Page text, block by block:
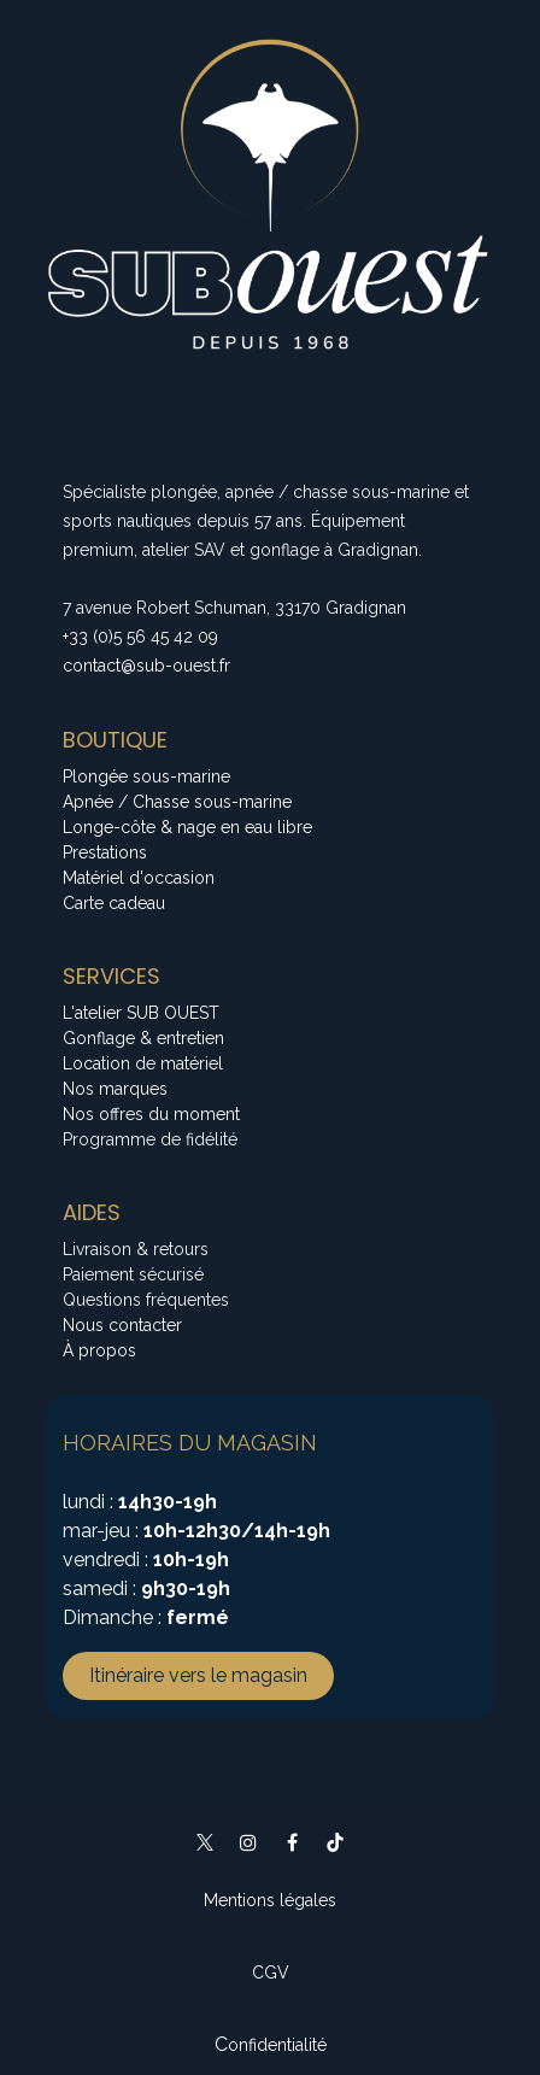
Spécialiste plongée, apnée / chasse sous-marine et
sports nautiques depuis 57 ans. Équipement
premium, atelier SAV et gonflage à Gradignan.
7 avenue Robert Schuman, 33170 Gradignan
+33 (0)5 56 45 42 09
contact@sub-ouest.fr
BOUTIQUE
Plongée sous-marine
Apnée / Chasse sous-marine
Longe-côte & nage en eau libre
Prestations
Matériel d'occasion
Carte cadeau
SERVICES
L'atelier SUB OUEST
Gonflage & entretien
Location de matériel
Nos marques
Nos offres du moment
Programme de fidélité
AIDES
Livraison & retours
Paiement sécurisé
Questions fréquentes
Nous contacter
À propos
HORAIRES DU MAGASIN
lundi :14h30-19h
mar-jeu :10h-12h30/14h-19h
vendredi :10h-19h
samedi : 9h30-19h
Dimanche : fermé
Itinéraire vers le magasin
Mentions légales
CGV
Confidentialité